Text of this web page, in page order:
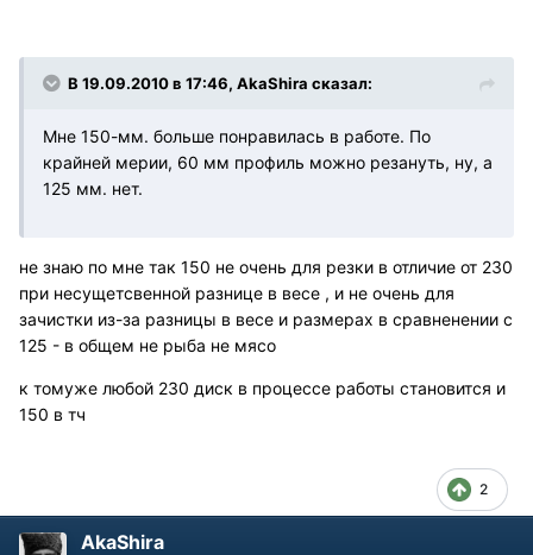
В 19.09.2010 в 17:46, AkaShira сказал:
Мне 150-мм. больше понравилась в работе. По
крайней мерии, 60 мм профиль можно резануть, ну, а
125 мм. нет.
не знаю по мне так 150 не очень для резки в отличие от 230
при несущетсвенной разнице в весе , и не очень для
зачистки из-за разницы в весе и размерах в сравненении с
125 - в общем не рыба не мясо
к томуже любой 230 диск в процессе работы становится и
150 в тч
2
AkaShira